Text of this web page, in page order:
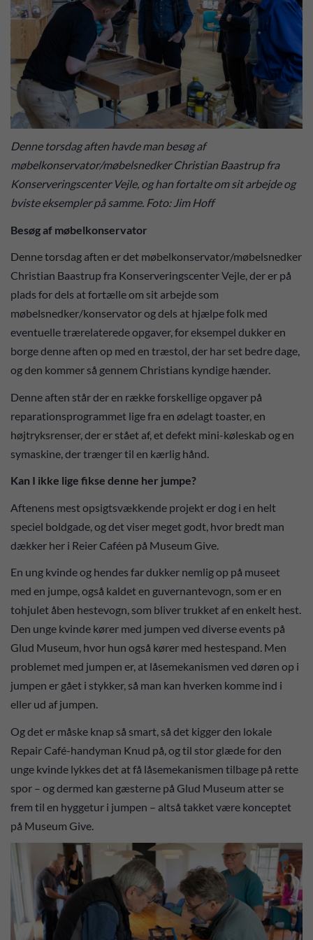
Denne torsdag aften havde man besøg af
møbelkonservator/møbelsnedker Christian Baastrup fra
Konserveringscenter Vejle, og han fortalte om sit arbejde og
bviste eksempler på samme. Foto: Jim Hoff
Besøg af møbelkonservator
Denne torsdag aften er det møbelkonservator/møbelsnedker
Christian Baastrup fra Konserveringscenter Vejle, der er på
plads for dels at fortælle om sit arbejde som
møbelsnedker/konservator og dels at hjælpe folk med
eventuelle trærelaterede opgaver, for eksempel dukker en
borge denne aften op med en træstol, der har set bedre dage,
og den kommer så gennem Christians kyndige hænder.
Denne aften står der en række forskellige opgaver på
reparationsprogrammet lige fra en ødelagt toaster, en
højtryksrenser, der er stået af, et defekt mini-køleskab og en
symaskine, der trænger til en kærlig hånd.
Kan I ikke lige fikse denne her jumpe?
Aftenens mest opsigtsvækkende projekt er dog i en helt
speciel boldgade, og det viser meget godt, hvor bredt man
dækker her i Reier Caféen på Museum Give.
En ung kvinde og hendes far dukker nemlig op på museet
med en jumpe, også kaldet en guvernantevogn, som er en
tohjulet åben hestevogn, som bliver trukket af en enkelt hest.
Den unge kvinde kører med jumpen ved diverse events på
Glud Museum, hvor hun også kører med hestespand. Men
problemet med jumpen er, at låsemekanismen ved døren op i
jumpen er gået i stykker, så man kan hverken komme ind i
eller ud af jumpen.
Og det er måske knap så smart, så det kigger den lokale
Repair Café-handyman Knud på, og til stor glæde for den
unge kvinde lykkes det at få låsemekanismen tilbage på rette
spor – og dermed kan gæsterne på Glud Museum atter se
frem til en hyggetur i jumpen – altså takket være konceptet
på Museum Give.